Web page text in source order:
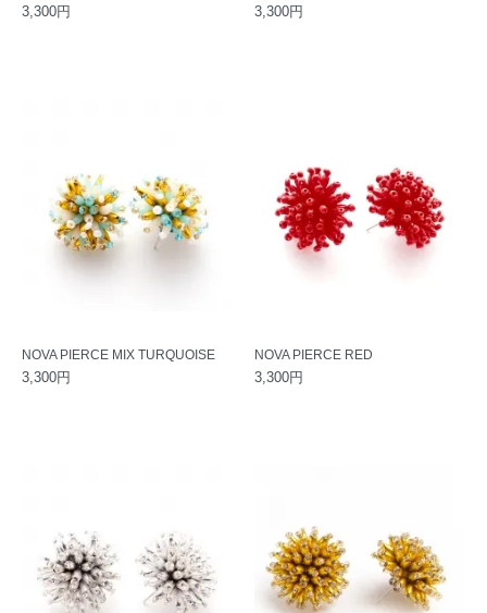
3,300円 3,300円
NOVA PIERCE MIX TURQUOISE
3,300円
NOVA PIERCE RED
3,300円